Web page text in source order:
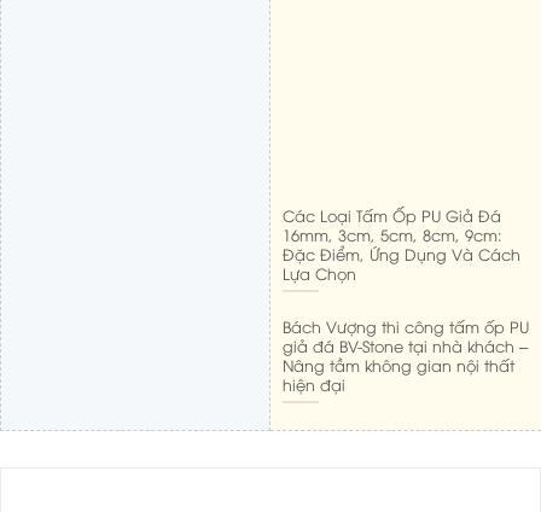
Các Loại Tấm Ốp PU Giả Đá
16mm, 3cm, 5cm, 8cm, 9cm:
Đặc Điểm, Ứng Dụng Và Cách
Lựa Chọn
Bách Vượng thi công tấm ốp PU
giả đá BV-Stone tại nhà khách –
Nâng tầm không gian nội thất
hiện đại